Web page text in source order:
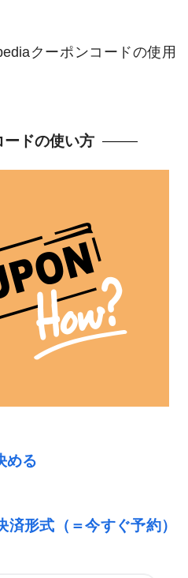
クーポンコードの使用
ードの使い方
める
形式（＝今すぐ予約）